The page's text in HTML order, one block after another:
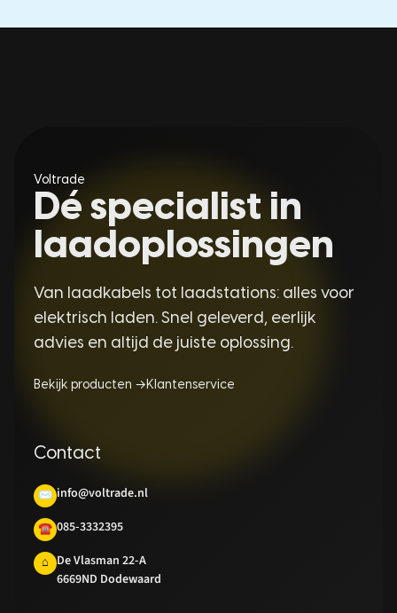
Voltrade
Dé specialist in
laadoplossingen
Van laadkabels tot laadstations: alles voor
elektrisch laden. Snel geleverd, eerlijk
advies en altijd de juiste oplossing.
Bekijk producten → Klantenservice
Contact
✉ info@voltrade.nl
☎ 085-3332395
⌂
De Vlasman 22-A
6669ND Dodewaard